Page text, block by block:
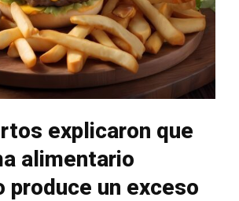
explicaron que
alimentario
produce un exceso